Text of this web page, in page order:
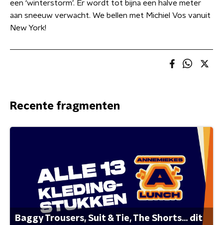
een ‘winterstorm’. Er wordt tot bijna een halve meter
aan sneeuw verwacht. We bellen met Michiel Vos vanuit
New York!
Recente fragmenten
Baggy Trousers, Suit & Tie, The Shorts... dit